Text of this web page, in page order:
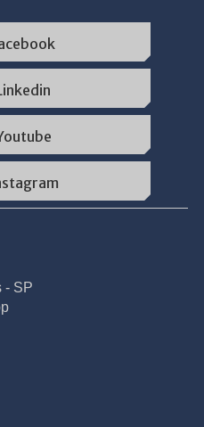
- SP